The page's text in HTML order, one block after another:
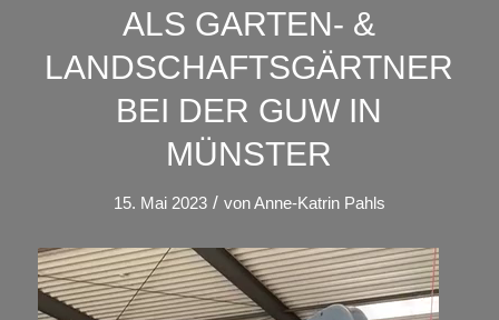
ALS GARTEN- &
LANDSCHAFTSGÄRTNER
BEI DER GUW IN
MÜNSTER
15. Mai 2023 / vonAnne-Katrin Pahls